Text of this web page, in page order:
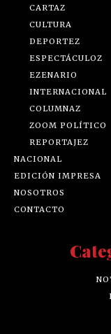
CARTAZ
CULTURA
DEPORTEZ
ESPECTÁCULOZ
EZENARIO
INTERNACIONAL
COLUMNAZ
ZOOM POLÍTICO
REPORTAJEZ
NACIONAL
EDICIÓN IMPRESA
NOSOTROS
CONTACTO